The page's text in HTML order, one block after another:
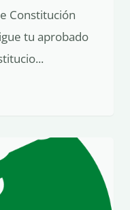
Constitución
tu aprobado